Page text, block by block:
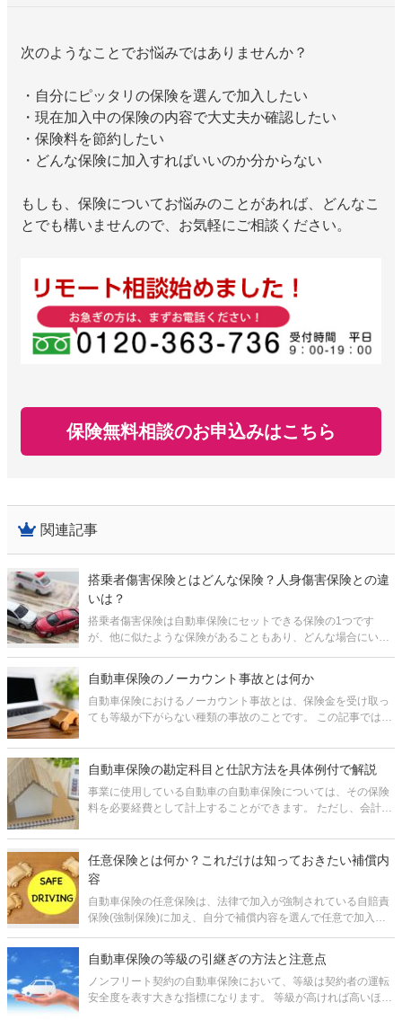
次のようなことでお悩みではありませんか？
・自分にピッタリの保険を選んで加入したい
・現在加入中の保険の内容で大丈夫か確認したい
・保険料を節約したい
・どんな保険に加入すればいいのか分からない
もしも、保険についてお悩みのことがあれば、どんなこ
とでも構いませんので、お気軽にご相談ください。
保険無料相談のお申込みはこちら
関連記事
搭乗者傷害保険とはどんな保険？人身傷害保険との違
いは？
搭乗者傷害保険は自動車保険にセットできる保険の1つです
が、他に似たような保険があることもあり、どんな場合にいく
どんな補償が行われるか、そも
自動車保険のノーカウント事故とは何か
自動車保険におけるノーカウント事故とは、保険金を受け取っ
ても等級が下がらない種類の事故のことです。 この記事では自
がどんなものか、どうしてノーカウント事故では等級が下がら
ないのかを解説します。
自動車保険の勘定科目と仕訳方法を具体例付で解説
事業に使用している自動車の自動車保険については、その保険
料を必要経費として計上することができます。 ただし、会計処
ように仕訳するとよいか、分かりにくいことがあります。特
に、契約期間が「●年」など
任意保険とは何か？これだけは知っておきたい補償内
容
自動車保険の任意保険は、法律で加入が強制されている自賠責
保険(強制保険)に加え、自分で補償内容を選んで任意で加入す
自賠責保険の補償範囲は
自動車保険の等級の引継ぎの方法と注意点
ノンフリート契約の自動車保険において、等級は契約者の運転
安全度を表す大きな指標になります。 等級が高ければ高いほ